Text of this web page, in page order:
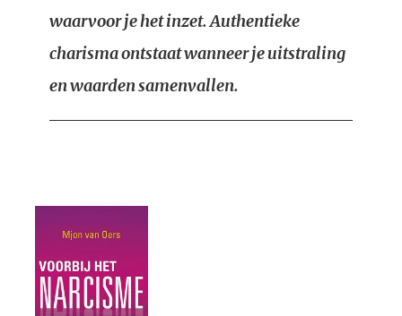
waarvoor je het inzet. Authentieke
charisma ontstaat wanneer je uitstraling
en waarden samenvallen.